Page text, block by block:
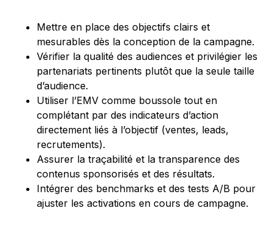
Mettre en place des objectifs clairs et
mesurables dès la conception de la campagne.
Vérifier la qualité des audiences et privilégier les
partenariats pertinents plutôt que la seule taille
d’audience.
Utiliser l’EMV comme boussole tout en
complétant par des indicateurs d’action
directement liés à l’objectif (ventes, leads,
recrutements).
Assurer la traçabilité et la transparence des
contenus sponsorisés et des résultats.
Intégrer des benchmarks et des tests A/B pour
ajuster les activations en cours de campagne.